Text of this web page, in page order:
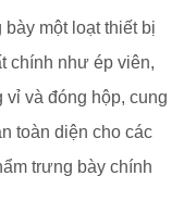
một loạt thiết bị
chính như ép viên,
vỉ và đóng hộp, cung
toàn diện cho các
trưng bày chính